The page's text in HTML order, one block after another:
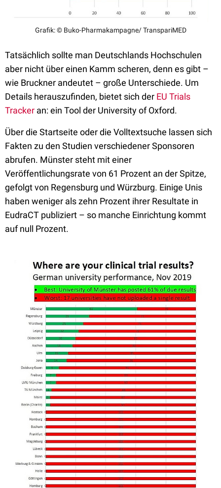
Grafik: © Buko-Pharmakampagne/ TranspariMED
Tatsächlich sollte man Deutschlands Hochschulen
aber nicht über einen Kamm scheren, denn es gibt –
wie Bruckner andeutet – große Unterschiede. Um
Details herauszufinden, bietet sich der EU Trials
Tracker an: ein Tool der University of Oxford.
Über die Startseite oder die Volltextsuche lassen sich
Fakten zu den Studien verschiedener Sponsoren
abrufen. Münster steht mit einer
Veröffentlichungsrate von 61 Prozent an der Spitze,
gefolgt von Regensburg und Würzburg. Einige Unis
haben weniger als zehn Prozent ihrer Resultate in
EudraCT publiziert – so manche Einrichtung kommt
auf null Prozent.